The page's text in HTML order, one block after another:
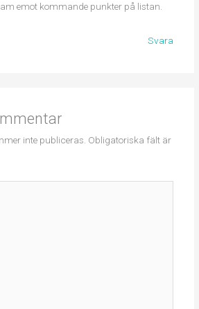
emot kommande punkter på listan.
Svara
inte publiceras. Obligatoriska fält är